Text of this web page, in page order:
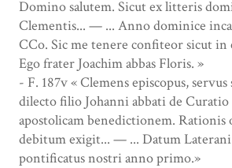
Domino salutem. Sicut ex litteris
Clementis... — ... Anno dominice
CCo. Sic me tenere confiteor sicut
Ego frater Joachim abbas Floris. »
- F. 187v « Clemens episcopus,
dilecto filio Johanni abbati de Curatio
apostolicam benedictionem. Rationis
debitum exigit... — ... Datum
pontificatus nostri anno primo.»